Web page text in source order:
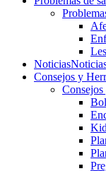
Noticias
Consejos y